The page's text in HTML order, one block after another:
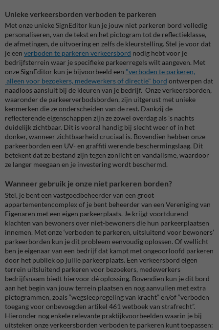
Unieke verkeersborden verboden te parkeren
Met onze unieke SignEditor kun je jouw niet parkeren bord volledig
personaliseren, van de tekst en het pictogram tot de reflectieklasse,
de afmetingen, de uitvoering en zelfs de kleurstelling. Stel je voor dat
je een verboden te parkeren verkeersbord nodig hebt voor je
bedrijfsterrein waar je specifieke parkeerregels wilt aangeven. Met
onze SignEditor kun je bijvoorbeeld een "verboden te parkeren,
alleen voor bezoekers, medewerkers of directie" bord ontwerpen dat
naadloos aansluit bij de kleuren van je bedrijf. Onze verkeersborden,
waaronder de parkeerverbodsborden, zijn uitgerust met unieke
kenmerken die ze onderscheiden van de rest. Dankzij de
reflecterende eigenschappen zijn ze zowel overdag als 's nachts
duidelijk zichtbaar. Dit is vooral handig bij slecht weer of in het
donker, wanneer zichtbaarheid cruciaal is. Bovendien hebben onze
parkeerborden een UV- en graffiti werende beschermingslaag. Dit
betekent dat ze bestand zijn tegen zonlicht en vandalisme, waardoor
ze langer meegaan en je investering wordt beschermd.
Wanneer gebruik je onze niet parkeren borden?
Stel, je bent een vastgoedbeheerder van een groot
appartementencomplex of je bent beheerder van een Vereniging van
Eigenaren met een eigen parkeerplaats. Je krijgt voortdurend
klachten van bewoners over niet-bewoners die hun parkeerplaatsen
innemen. Met onze ‘verboden te parkeren, uitsluitend voor bewoners’
parkeerborden kun je dit probleem eenvoudig oplossen. Of wellicht
ben je eigenaar van een bedrijf dat kampt met ongeoorloofd parkeren
door het publiek op jullie parkeerplaats. Een verkeersbord eigen
terrein uitsluitend parkeren voor bezoekers, medewerkers
bedrijfsnaam biedt hiervoor dé oplossing. Bovendien kun je dit bord
aan het begin van jouw terrein plaatsen en nog aanvullen met extra
pictogrammen, zoals “wegsleepregeling van kracht” en/of “verboden
toegang voor onbevoegden artikel 461 wetboek van strafrecht”.
Hieronder nog enkele relevante praktijkvoorbeelden waarin je bij
uitsteken onze verkeersborden verboden te parkeren kunt toepassen: